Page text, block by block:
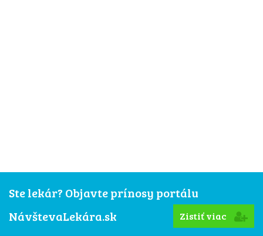
Ste lekár? Objavte prínosy portálu
NávštevaLekára.sk
Zistiť viac